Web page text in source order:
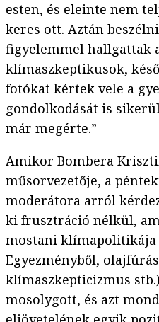
esten, és eleinte nem
keres ott. Aztán
figyelemmel hallgattak
klímaszkeptikusok,
fotókat kértek vele a
gondolkodását is
már megérte.”
Amikor Bombera
műsorvezetője, a
moderátora arról
ki frusztráció nélkül,
mostani klímapolitikája
Egyezményből,
klímaszkepticizmus
mosolygott, és azt